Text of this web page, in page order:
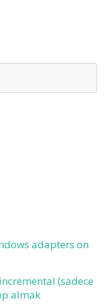
adapters on
(sadece
almak